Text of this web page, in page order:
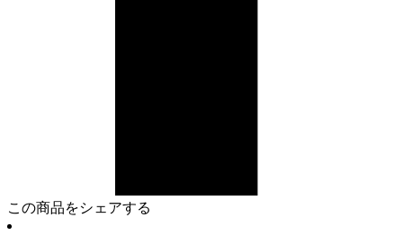
この商品をシェアする